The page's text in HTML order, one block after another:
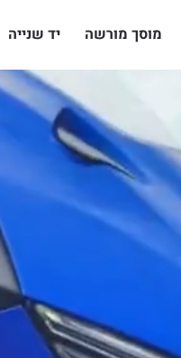
מוסך מורשה יד שנייה